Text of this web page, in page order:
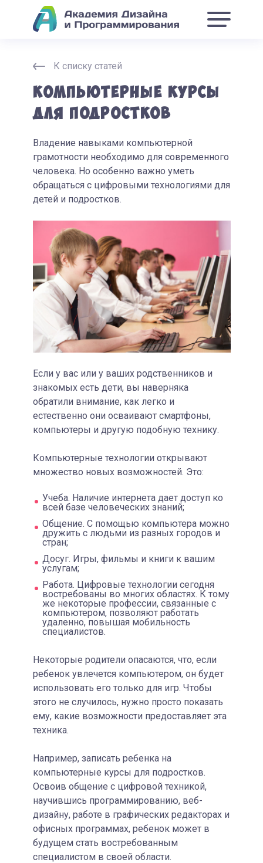
К списку статей
Компьютерные курсы
для подростков
Владение навыками компьютерной
грамотности необходимо для современного
человека. Но особенно важно уметь
обращаться с цифровыми технологиями для
детей и подростков.
Если у вас или у ваших родственников и
знакомых есть дети, вы наверняка
обратили внимание, как легко и
естественно они осваивают смартфоны,
компьютеры и другую подобную технику.
Компьютерные технологии открывают
множество новых возможностей. Это:
Учеба. Наличие интернета дает доступ ко
всей базе человеческих знаний;
Общение. С помощью компьютера можно
дружить с людьми из разных городов и
стран;
Досуг. Игры, фильмы и книги к вашим
услугам;
Работа. Цифровые технологии сегодня
востребованы во многих областях. К тому
же некоторые профессии, связанные с
компьютером, позволяют работать
удаленно, повышая мобильность
специалистов.
Некоторые родители опасаются, что, если
ребенок увлечется компьютером, он будет
использовать его только для игр. Чтобы
этого не случилось, нужно просто показать
ему, какие возможности предоставляет эта
техника.
Например, записать ребенка на
компьютерные курсы для подростков.
Освоив общение с цифровой техникой,
научившись программированию, веб-
дизайну, работе в графических редакторах и
офисных программах, ребенок может в
будущем стать востребованным
специалистом в своей области.